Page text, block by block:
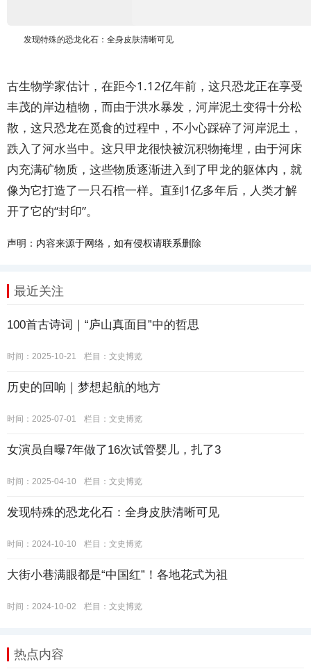
发现特殊的恐龙化石：全身皮肤清晰可见
古生物学家估计，在距今1.12亿年前，这只恐龙正在享受
丰茂的岸边植物，而由于洪水暴发，河岸泥土变得十分松
散，这只恐龙在觅食的过程中，不小心踩碎了河岸泥土，
跌入了河水当中。这只甲龙很快被沉积物掩埋，由于河床
内充满矿物质，这些物质逐渐进入到了甲龙的躯体内，就
像为它打造了一只石棺一样。直到1亿多年后，人类才解
开了它的“封印”。
声明：内容来源于网络，如有侵权请联系删除
最近关注
100首古诗词｜“庐山真面目”中的哲思
时间：2025-10-21 栏目： 文史博览
历史的回响｜梦想起航的地方
时间：2025-07-01 栏目： 文史博览
女演员自曝7年做了16次试管婴儿，扎了3
时间：2025-04-10 栏目： 文史博览
发现特殊的恐龙化石：全身皮肤清晰可见
时间：2024-10-10 栏目： 文史博览
大街小巷满眼都是“中国红”！各地花式为祖
时间：2024-10-02 栏目： 文史博览
热点内容